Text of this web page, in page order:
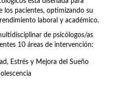
los pacientes, optimizando su
laboral y académico.
de psicólogos/as
10 áreas de intervención:
Estrés y Mejora del Sueño